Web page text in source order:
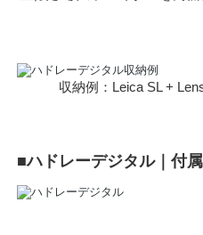
収納例：Leica SL +
■ハドレーデジタル｜付